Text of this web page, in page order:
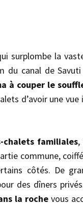
surplombe la
du canal de
à couper le
d’avoir une vue
familiales,
commune,
côtés. De
des dîners
la rochevous